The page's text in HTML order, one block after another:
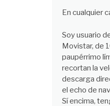
En cualquier
Soy usuario
Movistar, de
paupérrimo
recortan la
descarga
el echo de
Sí encima,